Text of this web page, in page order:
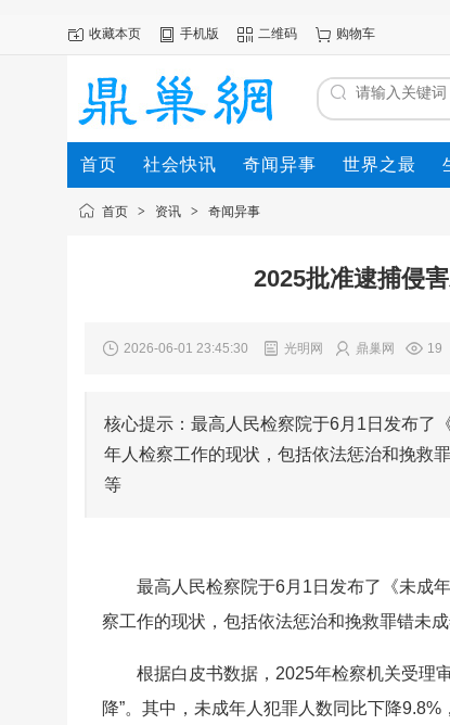
收藏本页 手机版 二维码 购物车
首页 社会快讯 奇闻异事 世界之最
首页 > 资讯 > 奇闻异事
2025批准逮捕侵
2026-06-01 23:45:30 光明网 鼎巢网 19
核心提示：最高人民检察院于6月1日发布了
年人检察工作的现状，包括依法惩治和挽救
等
最高人民检察院于6月1日发布了《未成
察工作的现状，包括依法惩治和挽救罪错未
根据白皮书数据，2025年检察机关受理
降”。其中，未成年人犯罪人数同比下降